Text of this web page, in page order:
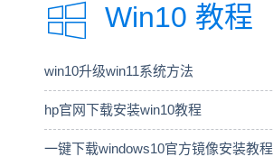
Win10 教程
win10升级win11系统方法
hp官网下载安装win10教程
一键下载windows10官方镜像安装教程